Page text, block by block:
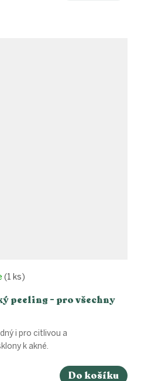
peeling - pro všechny
(1 ks)
Do košíku
i pro citlivou a
k akné.